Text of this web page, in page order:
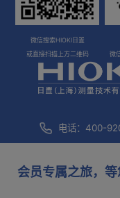
会员专属之旅，等
微信搜索HIOKI日置
或直接扫描上方二维码
微
电话：400-
市场部邮箱：